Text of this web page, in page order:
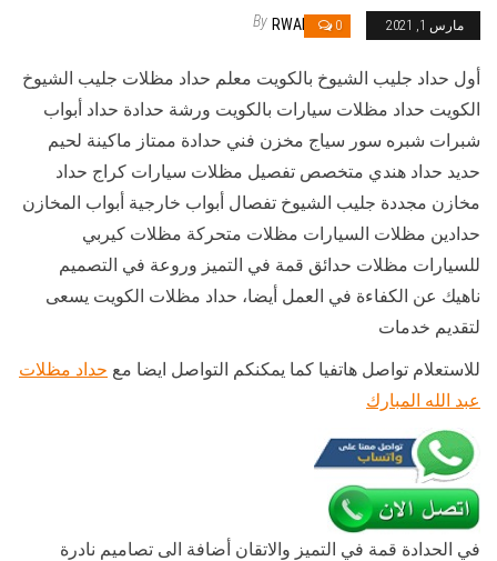
مارس 1, 2021 0
By RWAN
أول حداد جليب الشيوخ بالكويت معلم حداد مظلات جليب الشيوخ
الكويت حداد مظلات سيارات بالكويت ورشة حدادة حداد أبواب
شبرات شبره سور سياج مخزن فني حدادة ممتاز ماكينة لحيم
حديد حداد هندي متخصص تفصيل مظلات سيارات كراج حداد
مخازن مجددة جليب الشيوخ تفصال أبواب خارجية أبواب المخازن
حدادين مظلات السيارات مظلات متحركة مظلات كيربي
للسيارات مظلات حدائق قمة في التميز وروعة في التصميم
ناهيك عن الكفاءة في العمل أيضا، حداد مظلات الكويت يسعى
لتقديم خدمات
للاستعلام تواصل هاتفيا كما يمكنكم التواصل ايضا مع حداد مظلات
عبد الله المبارك
في الحدادة قمة في التميز والاتقان أضافة الى تصاميم نادرة